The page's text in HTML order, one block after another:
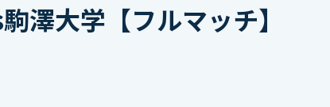
澤大学【フルマッチ】